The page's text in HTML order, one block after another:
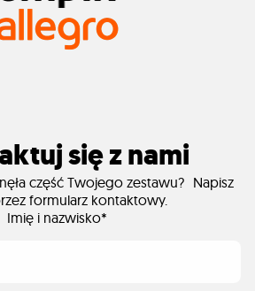
się z nami
część Twojego zestawu? Napisz
formularz kontaktowy.
Imię i nazwisko*